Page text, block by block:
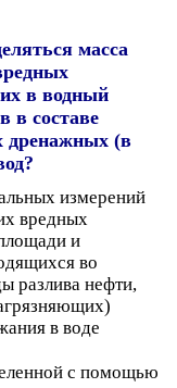
масса
в водный
в составе
дренажных (в
измерений
вредных
и
во
разлива нефти,
в воде
с помощью